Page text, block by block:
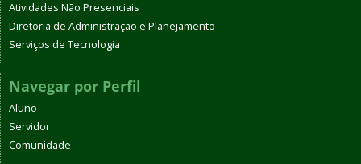
Atividades Não Presenciais
Diretoria de Administração e Planejamento
Serviços de Tecnologia
Navegar por Perfil
Aluno
Servidor
Comunidade